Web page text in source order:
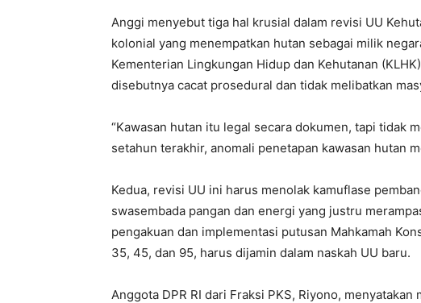
Anggi menyebut tiga hal krusial dalam revisi UU
kolonial yang menempatkan hutan sebagai milik
Kementerian Lingkungan Hidup dan Kehutanan
disebutnya cacat prosedural dan tidak melibatkan
“Kawasan hutan itu legal secara dokumen, tapi tidak
setahun terakhir, anomali penetapan kawasan hutan
Kedua, revisi UU ini harus menolak kamuflase
swasembada pangan dan energi yang justru
pengakuan dan implementasi putusan Mahkamah
35, 45, dan 95, harus dijamin dalam naskah UU baru.
Anggota DPR RI dari Fraksi PKS, Riyono,